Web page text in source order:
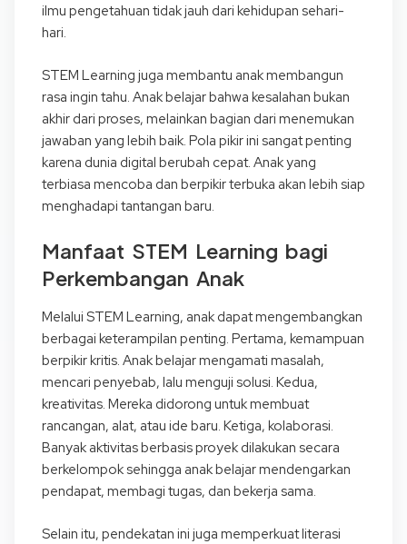
ilmu pengetahuan tidak jauh dari kehidupan sehari-
hari.
STEM Learning juga membantu anak membangun
rasa ingin tahu. Anak belajar bahwa kesalahan bukan
akhir dari proses, melainkan bagian dari menemukan
jawaban yang lebih baik. Pola pikir ini sangat penting
karena dunia digital berubah cepat. Anak yang
terbiasa mencoba dan berpikir terbuka akan lebih siap
menghadapi tantangan baru.
Manfaat STEM Learning bagi
Perkembangan Anak
Melalui STEM Learning, anak dapat mengembangkan
berbagai keterampilan penting. Pertama, kemampuan
berpikir kritis. Anak belajar mengamati masalah,
mencari penyebab, lalu menguji solusi. Kedua,
kreativitas. Mereka didorong untuk membuat
rancangan, alat, atau ide baru. Ketiga, kolaborasi.
Banyak aktivitas berbasis proyek dilakukan secara
berkelompok sehingga anak belajar mendengarkan
pendapat, membagi tugas, dan bekerja sama.
Selain itu, pendekatan ini juga memperkuat literasi